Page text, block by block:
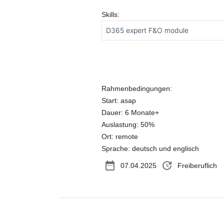
Skills:
D365 expert F&O module
Rahmenbedingungen:
Start: asap
Dauer: 6 Monate+
Auslastung: 50%
Ort: remote
Sprache: deutsch und englisch
date_range 07.04.2025 update Freiberuflich